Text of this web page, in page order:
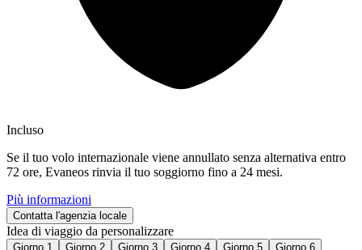
Incluso
Se il tuo volo internazionale viene annullato senza alternativa entro
72 ore, Evaneos rinvia il tuo soggiorno fino a 24 mesi.
Più informazioni
Contatta l'agenzia locale
Idea di viaggio da personalizzare
Giorno 1 Giorno 2 Giorno 3 Giorno 4 Giorno 5
Giorno 6